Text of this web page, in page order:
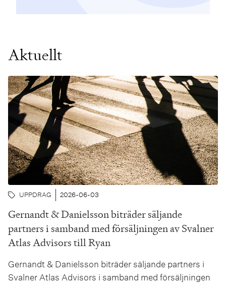
Aktuellt
UPPDRAG 2026-06-03
Gernandt & Danielsson biträder säljande
partners i samband med försäljningen av Svalner
Atlas Advisors till Ryan
Gernandt & Danielsson biträder säljande partners i
Svalner Atlas Advisors i samband med försäljningen